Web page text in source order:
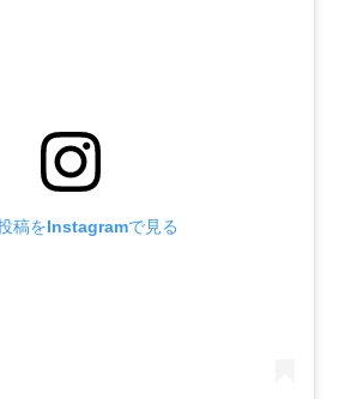
稿をInstagramで見る